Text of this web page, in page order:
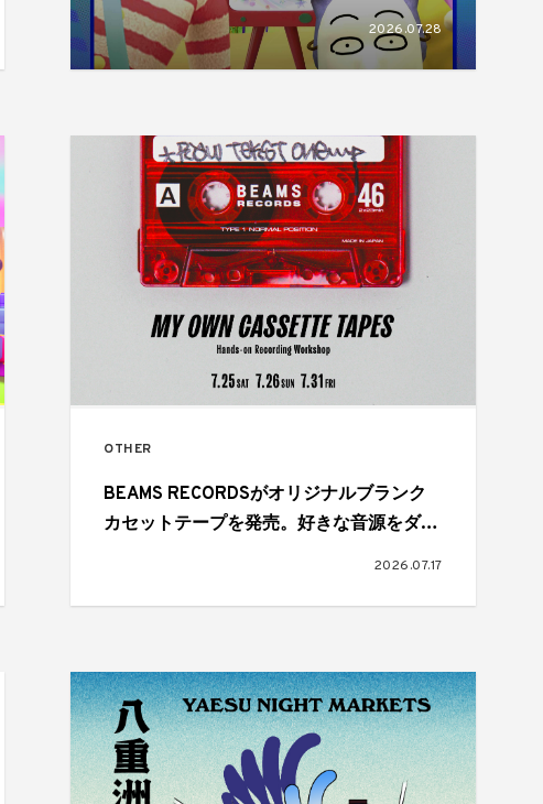
2026.07.28
OTHER
BEAMS RECORDSがオリジナルブランク
カセットテープを発売。好きな音源をダビ
2026.07.17